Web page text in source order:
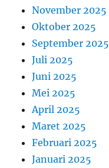
November 2025
Oktober 2025
September 2025
Juli 2025
Juni 2025
Mei 2025
April 2025
Maret 2025
Februari 2025
Januari 2025